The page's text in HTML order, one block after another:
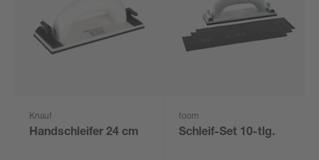
Knauf
Handschleifer 24 cm
toom
Schleif-Set 10-tlg.